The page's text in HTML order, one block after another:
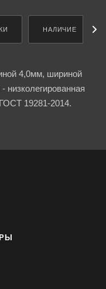
НАЛИЧИЕ
4,0мм, шириной
19281-2014.